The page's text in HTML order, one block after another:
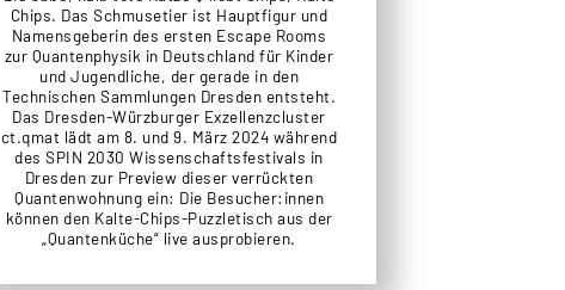
Chips. Das Schmusetier ist Hauptfigur und
Namensgeberin des ersten Escape Rooms
zur Quantenphysik in Deutschland für Kinder
und Jugendliche, der gerade in den
Technischen Sammlungen Dresden entsteht.
Das Dresden-Würzburger Exzellenzcluster
ct.qmat lädt am 8. und 9. März 2024 während
des SPIN 2030 Wissenschaftsfestivals in
Dresden zur Preview dieser verrückten
Quantenwohnung ein: Die Besucher:innen
können den Kalte-Chips-Puzzletisch aus der
„Quantenküche“ live ausprobieren.